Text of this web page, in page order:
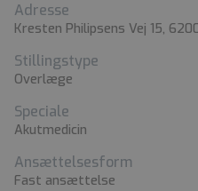
Adresse
Kresten Philipsens Vej 15,
Stillingstype
Overlæge
Speciale
Akutmedicin
Ansættelsesform
Fast ansættelse